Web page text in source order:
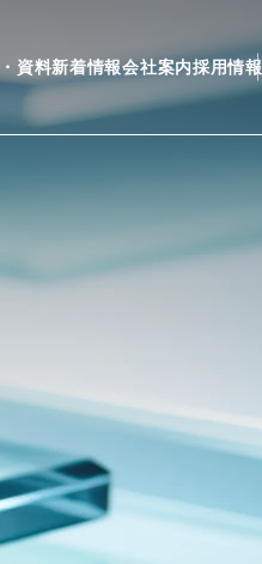
資料新着情報会社案内採用情報